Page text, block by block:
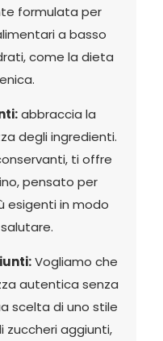
formulata per
a basso
come la dieta
abbraccia la
degli ingredienti.
ti offre
pensato per
esigenti in modo
Vogliamo che
autentica senza
scelta di uno stile
zuccheri aggiunti,